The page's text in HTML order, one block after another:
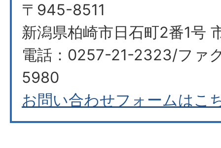
〒945-8511
新潟県柏崎市日石町2番1号
電話：0257-21-2323/ファ
5980
お問い合わせフォームはこ